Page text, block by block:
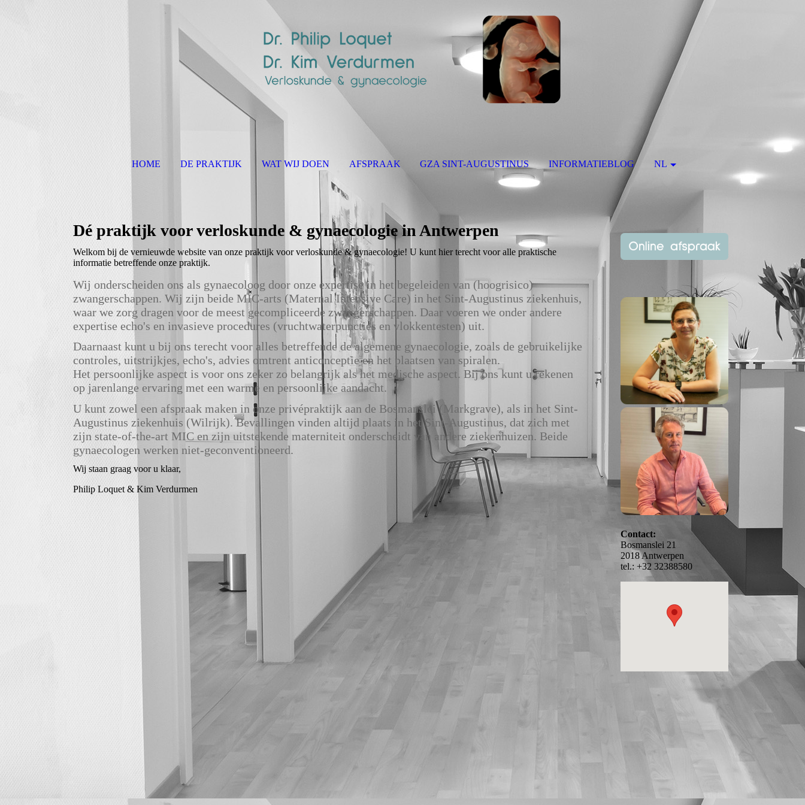
HOME DE PRAKTIJK WAT WIJ DOEN AFSPRAAK GZA SINT-AUGUSTINUS INFORMATIEBLOG NL
Dé praktijk voor verloskunde & gynaecologie in Antwerpen
Welkom bij de vernieuwde website van onze praktijk voor verloskunde & gynaecologie! U kunt hier terecht voor alle praktische
informatie betreffende onze praktijk.
Wij onderscheiden ons als gynaecoloog door onze expertise in het begeleiden van (hoogrisico)
zwangerschappen. Wij zijn beide MIC-arts (Maternal Intensive Care) in het Sint-Augustinus ziekenhuis,
waar we zorg dragen voor de meest gecompliceerde zwangerschappen. Daar voeren we onder andere
expertise echo's en invasieve procedures (vruchtwaterpuncties en vlokkentesten) uit.
Daarnaast kunt u bij ons terecht voor alles betreffende de algemene gynaecologie, zoals de gebruikelijke
controles, uitstrijkjes, echo's, advies omtrent anticonceptie en het plaatsen van spiralen.
Het persoonlijke aspect is voor ons zeker zo belangrijk als het medische aspect. Bij ons kunt u rekenen
op jarenlange ervaring met een warme en persoonlijke aandacht.
U kunt zowel een afspraak maken in onze privépraktijk aan de Bosmanslei (Markgrave), als in het Sint-
Augustinus ziekenhuis (Wilrijk). Bevallingen vinden altijd plaats in het Sint-Augustinus, dat zich met
zijn state-of-the-art MIC en zijn uitstekende materniteit onderscheidt van andere ziekenhuizen. Beide
gynaecologen werken niet-geconventioneerd.
Wij staan graag voor u klaar,
Philip Loquet & Kim Verdurmen
Contact:
Bosmanslei 21
2018 Antwerpen
tel.: +32 32388580